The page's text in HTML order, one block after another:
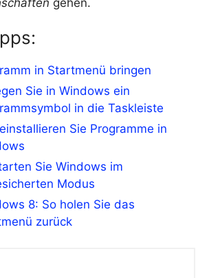
in Startmenü bringen
Sie in Windows ein
in die Taskleiste
Sie Programme in
Sie Windows im
Modus
8: So holen Sie das
zurück